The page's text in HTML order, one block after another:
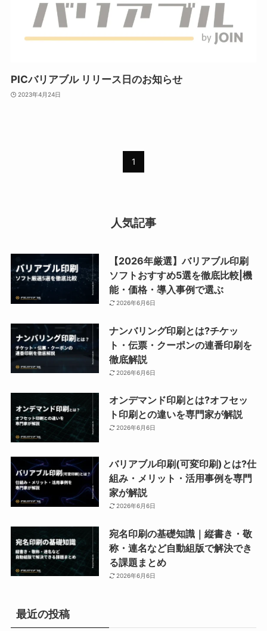
PICバリアブル リリース日のお知らせ
2023年4月24日
1
人気記事
【2026年厳選】バリアブル印刷
ソフトおすすめ5選を徹底比較|機
能・価格・導入事例で選ぶ
2026年6月6日
ナンバリング印刷とは?チケッ
ト・伝票・クーポンの連番印刷を
徹底解説
2026年6月6日
オンデマンド印刷とは?オフセッ
ト印刷との違いを専門家が解説
2026年6月6日
バリアブル印刷(可変印刷)とは?仕
組み・メリット・活用事例を専門
家が解説
2026年6月6日
宛名印刷の基礎知識｜縦書き・敬
称・連名など自動組版で解決でき
る課題まとめ
2026年6月6日
最近の投稿